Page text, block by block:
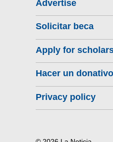
Advertise
Solicitar beca
Apply for
Hacer un
Privacy policy